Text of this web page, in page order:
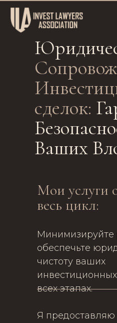
сделок:
Ваших
Мои услуги
весь цикл:
Минимизируйте
обеспечьте
чистоту ваших
всех этапах.
Я